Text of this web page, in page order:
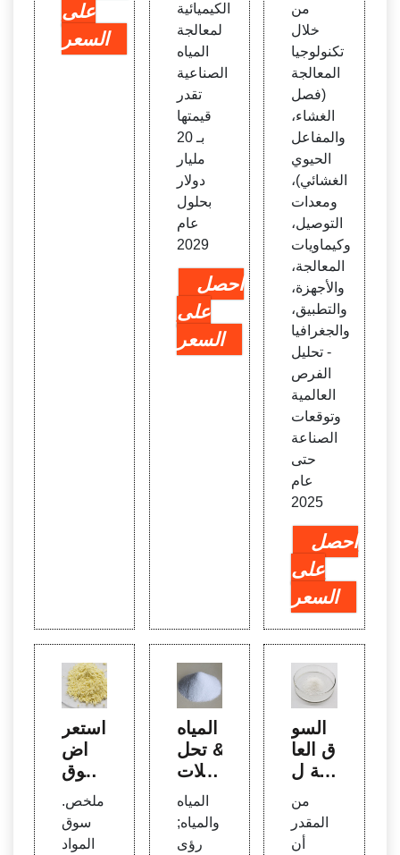
على
السعر
الكيميائية
لمعالجة
المياه
الصناعية
تقدر
قيمتها
بـ 20
مليار
دولار
بحلول
عام
2029
احصل
على
السعر
من
خلال
تكنولوجيا
المعالجة
(فصل
الغشاء،
والمفاعل
الحيوي
الغشائي)،
ومعدات
التوصيل،
وكيماويات
المعالجة،
والأجهزة،
والتطبيق،
والجغرافيا
- تحليل
الفرص
العالمية
وتوقعات
الصناعة
حتى
عام
2025
احصل
على
السعر
استعر
اض
سوق
المواد
الكيمي
ائية ل
ملخص.
سوق
المواد
المياه
& تحل
يلات
سوق
المواد
الكيمي
المياه
والمياه;
رؤى
السو
ق العا
لمية ل
الكيمي
ائية ل
من
المقدر
أن